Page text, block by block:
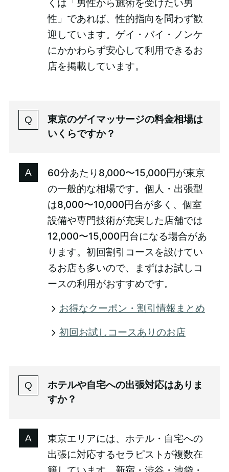
くは「男性から施術を受けたい男
性」であれば、性的指向を問わず歓
迎しています。ゲイ・バイ・ノンケ
にかかわらず安心して利用できるお
店を掲載しています。
東京のゲイマッサージの料金相場は
いくらですか？
60分あたり8,000〜15,000円が東京
の一般的な相場です。個人・出張型
は8,000〜10,000円台が多く、個室
設備や専門技術が充実した店舗では
12,000〜15,000円台になる場合があ
ります。初回割引コースを設けてい
るお店も多いので、まずはお試しコ
ースの利用がおすすめです。
お得なクーポン・割引情報まとめ
初回お試しコースありのお店
ホテルや自宅への出張対応はありま
すか？
東京エリアには、ホテル・自宅への
出張に対応するセラピストが複数在